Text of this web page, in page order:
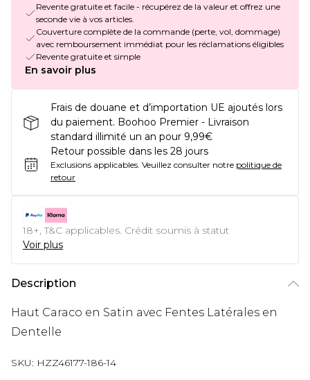
Revente gratuite et facile - récupérez de la valeur et offrez une
seconde vie à vos articles.
Couverture complète de la commande (perte, vol, dommage)
avec remboursement immédiat pour les réclamations éligibles
Revente gratuite et simple
En savoir plus
Frais de douane et d’importation UE ajoutés lors
du paiement. Boohoo Premier - Livraison
standard illimité un an pour 9,99€
Retour possible dans les 28 jours
Exclusions applicables. Veuillez consulter notre politique de
retour
18+, T&C applicables. Crédit soumis à statut
Voir plus
Description
Haut Caraco en Satin avec Fentes Latérales en
Dentelle
SKU: HZZ46177-186-14